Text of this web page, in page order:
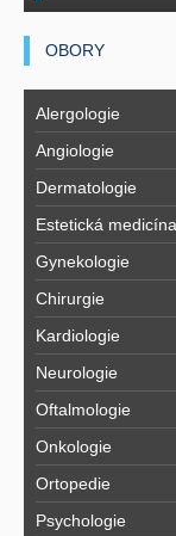
OBORY
Alergologie
Angiologie
Dermatologie
Estetická medicína
Gynekologie
Chirurgie
Kardiologie
Neurologie
Oftalmologie
Onkologie
Ortopedie
Psychologie